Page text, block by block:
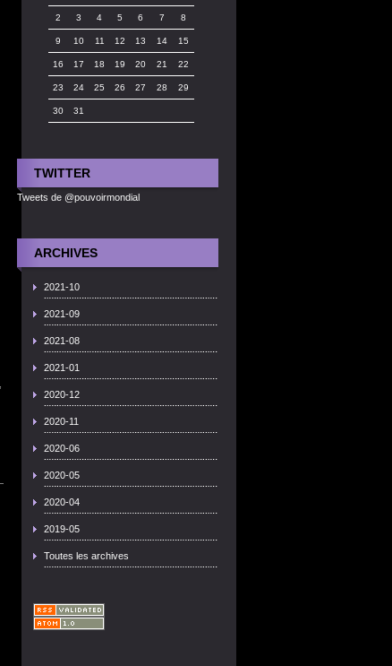
2 3 4 5 6 7 8
9 10 11 12 13 14 15
16 17 18 19 20 21 22
23 24 25 26 27 28 29
30 31
TWITTER
Tweets de @pouvoirmondial
ARCHIVES
2021-10
2021-09
2021-08
2021-01
2020-12
2020-11
2020-06
2020-05
2020-04
2019-05
Toutes les archives